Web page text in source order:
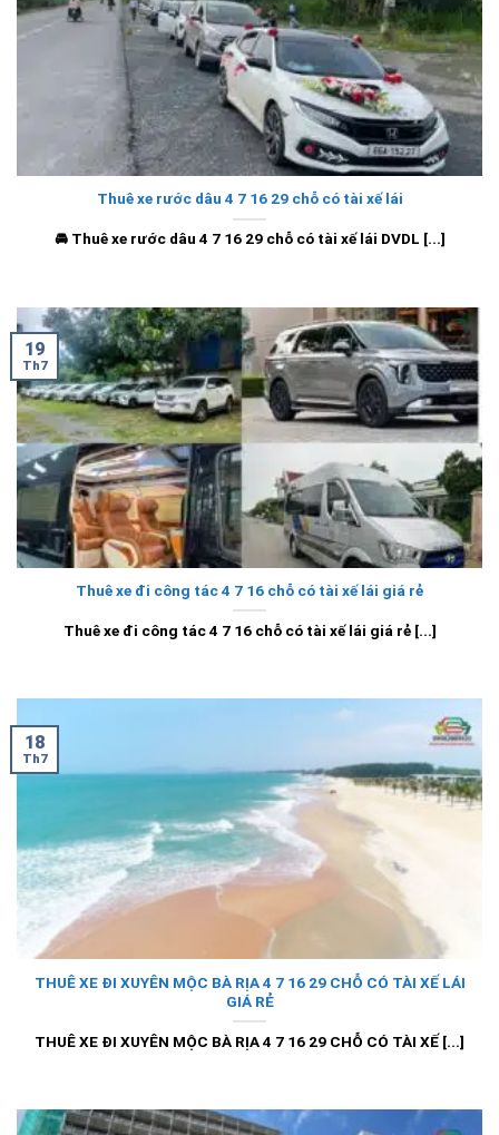
Thuê xe rước dâu 4 7 16 29 chỗ có tài xế lái
🚘 Thuê xe rước dâu 4 7 16 29 chỗ có tài xế lái DVDL [...]
Thuê xe đi công tác 4 7 16 chỗ có tài xế lái giá rẻ
Thuê xe đi công tác 4 7 16 chỗ có tài xế lái giá rẻ [...]
19
Th7
THUÊ XE ĐI XUYÊN MỘC BÀ RỊA 4 7 16 29 CHỖ CÓ TÀI XẾ LÁI
GIÁ RẺ
THUÊ XE ĐI XUYÊN MỘC BÀ RỊA 4 7 16 29 CHỖ CÓ TÀI XẾ [...]
18
Th7